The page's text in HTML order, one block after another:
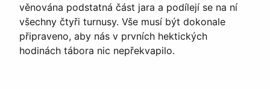
věnována podstatná část jara a podílejí se na ní
všechny čtyři turnusy. Vše musí být dokonale
připraveno, aby nás v prvních hektických
hodinách tábora nic nepřekvapilo.